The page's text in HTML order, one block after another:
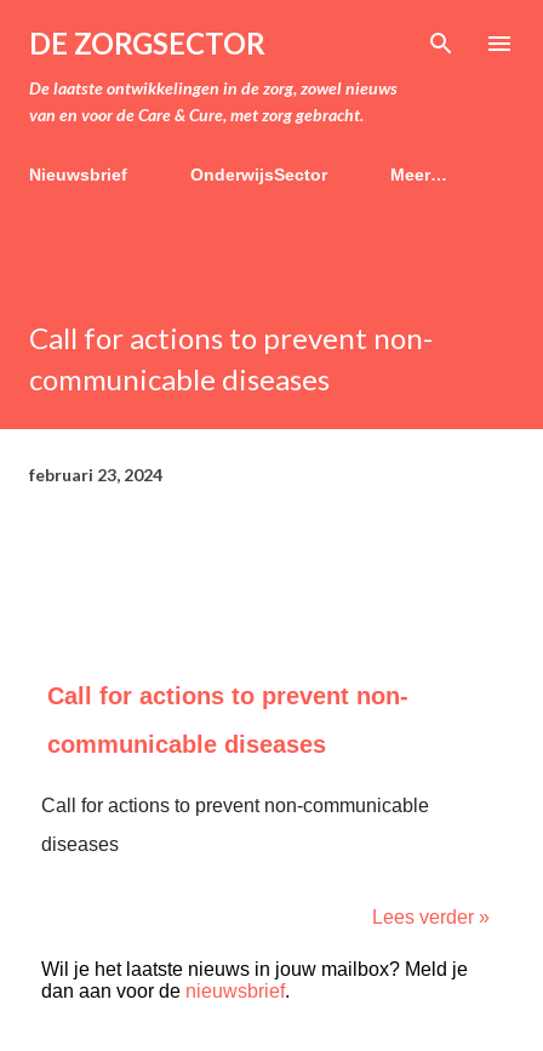
Doorgaan naar hoofdcontent
DE ZORGSECTOR
De laatste ontwikkelingen in de zorg, zowel nieuws
van en voor de Care & Cure, met zorg gebracht.
Nieuwsbrief OnderwijsSector Meer…
Call for actions to prevent non-
communicable diseases
februari 23, 2024
Call for actions to prevent non-
communicable diseases
Call for actions to prevent non-communicable
diseases
Lees verder »
Wil je het laatste nieuws in jouw mailbox? Meld je
dan aan voor de nieuwsbrief.